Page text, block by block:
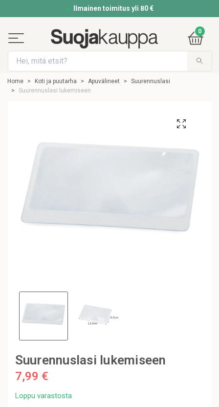
Ilmainen toimitus yli 80 €
0
Home Koti ja puutarha Apuvälineet
Suurennuslasi
Suurennuslasi lukemiseen
Suurennuslasi lukemiseen
7,99 €
Loppu varastosta